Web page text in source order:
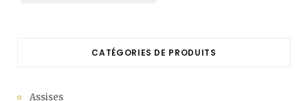
CATÉGORIES DE PRODUITS
Assises